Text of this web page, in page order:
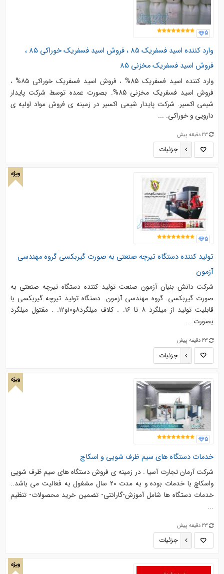
5
وارد کننده اسید فسفریک 85 ، فروش اسید فسفریک خوراکی ۸۵ ،
فروش اسید فسفریک مخزنی 85
وارد کننده اسید فسفریک 85% ، فروش اسید فسفریک خوراکی ۸۵% ،
فروش اسید فسفریک مخزنی 85%. بصورت عمده توسط شرکت پایدار
شیمی اکسیر. شرکت پایدار شیمی اکسیر در زمینه ی فروش مواد اولیه ی
دارویی و خوراکی. ...
23 دقیقه پیش
جزئیات
ویژه
5
تولید کننده دستگاه تیرچه صنعتی به صورت گیربکسی گروه مهندسی
آزمون
شرکت دانش بنیان آزمون صنعت تولید کننده دستگاه تیرچه صنعتی به
صورت گیربکسی. گروه مهندسی آزمون. دستگاه تولید تیرچه گیربکسی با
قابلیت تولید از میلگرد ۸ تا ۱۶. . کلاف میلگرد۸و۱۰و۱۲. . مفتول میلگرد
بصورت ...
23 دقیقه پیش
جزئیات
ویژه
5
خدمات دستگاه های سیم ظرف شویی و اسکاچ
شرکت آرمان تجارت آسیا . در زمینه ی فروش دستگاه های سیم ظرف شویی
واسکاچ با خدمات بوده و به مدت 20 سال مشغول به فعالیت می باشد..
خدمات دستگاه ها شامل آموزش-گارانتی- تضمین خرید محصولات- تنظیم
...
23 دقیقه پیش
جزئیات
ویژه